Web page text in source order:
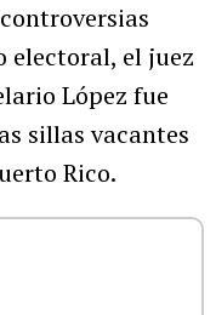
electoral, el juez
López fue
sillas vacantes
Rico.